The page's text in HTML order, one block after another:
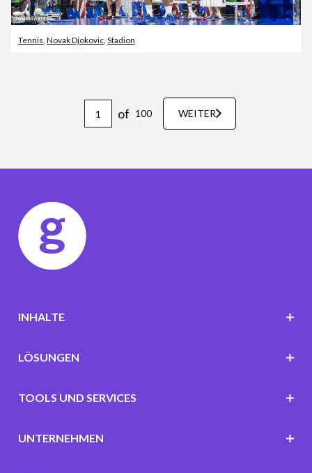
Tennis, Novak Djokovic, Stadion
of 100 WEITER
INHALTE
LÖSUNGEN
TOOLS UND SERVICES
UNTERNEHMEN